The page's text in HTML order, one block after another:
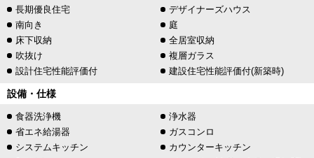
長期優良住宅
デザイナーズハウス
南向き
庭
床下収納
全居室収納
吹抜け
複層ガラス
設計住宅性能評価付
建設住宅性能評価付(新築時)
設備・仕様
食器洗浄機
浄水器
省エネ給湯器
ガスコンロ
システムキッチン
カウンターキッチン